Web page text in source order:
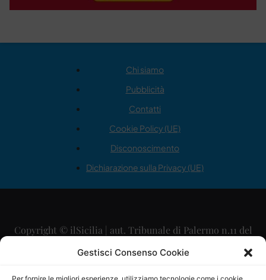
Gestisci Consenso Cookie
Chi siamo
Pubblicità
Contatti
Cookie Policy (UE)
Disconoscimento
Dichiarazione sulla Privacy (UE)
Copyright © ilSicilia | aut. Tribunale di Palermo n.11 del
29/09/2015